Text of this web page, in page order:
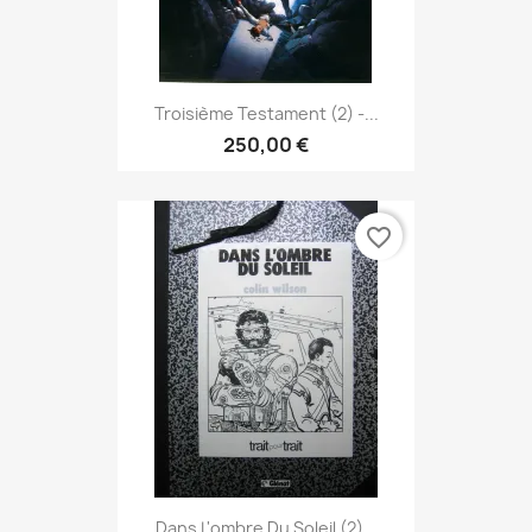
Troisième Testament (2) -...
250,00 €
Dans L'ombre Du Soleil (2)...
favorite_border